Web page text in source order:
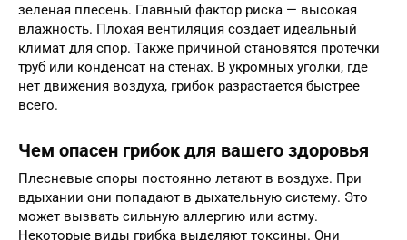
зеленая плесень. Главный фактор риска — высокая
влажность. Плохая вентиляция создает идеальный
климат для спор. Также причиной становятся протечки
труб или конденсат на стенах. В укромных уголки, где
нет движения воздуха, грибок разрастается быстрее
всего.
Чем опасен грибок для вашего здоровья
Плесневые споры постоянно летают в воздухе. При
вдыхании они попадают в дыхательную систему. Это
может вызвать сильную аллергию или астму.
Некоторые виды грибка выделяют токсины. Они